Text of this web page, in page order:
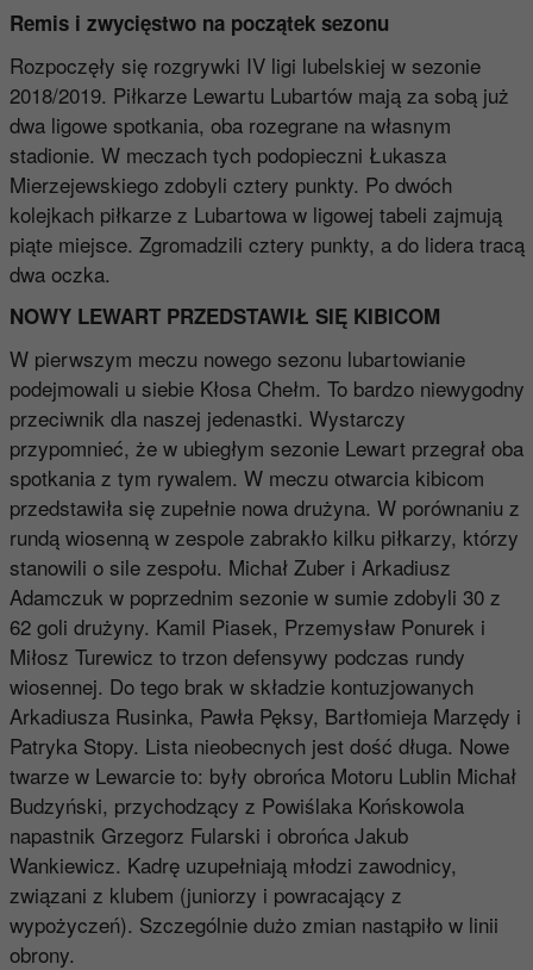
Remis i zwycięstwo na początek sezonu
Rozpoczęły się rozgrywki IV ligi lubelskiej w sezonie
2018/2019. Piłkarze Lewartu Lubartów mają za sobą już
dwa ligowe spotkania, oba rozegrane na własnym
stadionie. W meczach tych podopieczni Łukasza
Mierzejewskiego zdobyli cztery punkty. Po dwóch
kolejkach piłkarze z Lubartowa w ligowej tabeli zajmują
piąte miejsce. Zgromadzili cztery punkty, a do lidera tracą
dwa oczka.
NOWY LEWART PRZEDSTAWIŁ SIĘ KIBICOM
W pierwszym meczu nowego sezonu lubartowianie
podejmowali u siebie Kłosa Chełm. To bardzo niewygodny
przeciwnik dla naszej jedenastki. Wystarczy
przypomnieć, że w ubiegłym sezonie Lewart przegrał oba
spotkania z tym rywalem. W meczu otwarcia kibicom
przedstawiła się zupełnie nowa drużyna. W porównaniu z
rundą wiosenną w zespole zabrakło kilku piłkarzy, którzy
stanowili o sile zespołu. Michał Zuber i Arkadiusz
Adamczuk w poprzednim sezonie w sumie zdobyli 30 z
62 goli drużyny. Kamil Piasek, Przemysław Ponurek i
Miłosz Turewicz to trzon defensywy podczas rundy
wiosennej. Do tego brak w składzie kontuzjowanych
Arkadiusza Rusinka, Pawła Pęksy, Bartłomieja Marzędy i
Patryka Stopy. Lista nieobecnych jest dość długa. Nowe
twarze w Lewarcie to: były obrońca Motoru Lublin Michał
Budzyński, przychodzący z Powiślaka Końskowola
napastnik Grzegorz Fularski i obrońca Jakub
Wankiewicz. Kadrę uzupełniają młodzi zawodnicy,
związani z klubem (juniorzy i powracający z
wypożyczeń). Szczególnie dużo zmian nastąpiło w linii
obrony.